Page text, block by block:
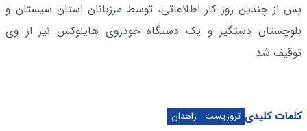
پس از چندین روز کار اطلاعاتی، توسط مرزبانان استان سیستان و
بلوچستان دستگیر و یک دستگاه خودروی هایلوکس نیز از وی
توقیف شد.
کلمات کلیدی تروریست زاهدان